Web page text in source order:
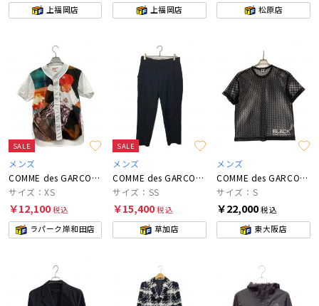
上福岡店 上福岡店 松原店
SALE
メンズ
COMME des GARCONS SHIRT×SUPREME
サイズ：XS
￥12,100税込
ラパーク岸和田店
SALE
メンズ
COMME des GARCONS HOMME PLUS
サイズ：SS
￥15,400税込
草加店
メンズ
COMME des GARCONS
サイズ：S
￥22,000税込
東大阪店